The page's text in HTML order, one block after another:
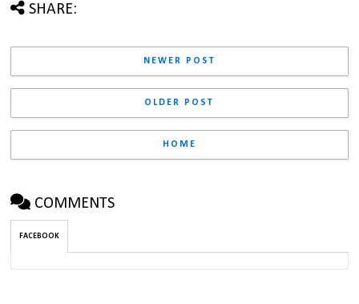
SHARE:
NEWER POST
OLDER POST
HOME
COMMENTS
FACEBOOK